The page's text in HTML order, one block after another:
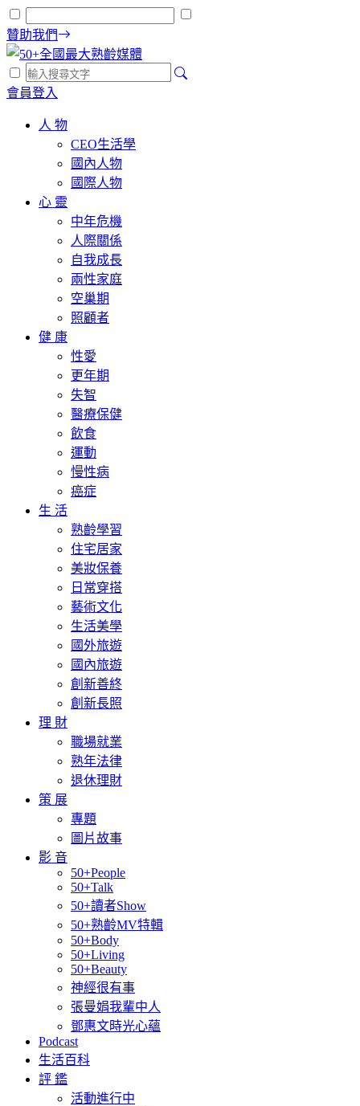
贊助我們
會員登入
人 物
CEO生活學
國內人物
國際人物
心 靈
中年危機
人際關係
自我成長
兩性家庭
空巢期
照顧者
健 康
性愛
更年期
失智
醫療保健
飲食
運動
慢性病
癌症
生 活
熟齡學習
住宅居家
美妝保養
日常穿搭
藝術文化
生活美學
國外旅遊
國內旅遊
創新善終
創新長照
理 財
職場就業
熟年法律
退休理財
策 展
專題
圖片故事
影 音
50+People
50+Talk
50+讀者Show
50+熟齡MV特輯
50+Body
50+Living
50+Beauty
神經很有事
張曼娟我輩中人
鄧惠文時光心蘊
Podcast
生活百科
評 鑑
活動進行中